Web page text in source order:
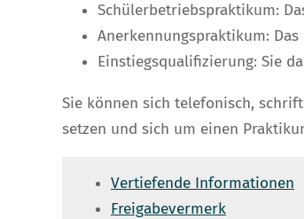
Schülerbetriebspraktikum:
Anerkennungspraktikum:
Einstiegsqualifizierung: Sie
Sie können sich telefonisch,
setzen und sich um einen
Vertiefende Informationen
Freigabevermerk